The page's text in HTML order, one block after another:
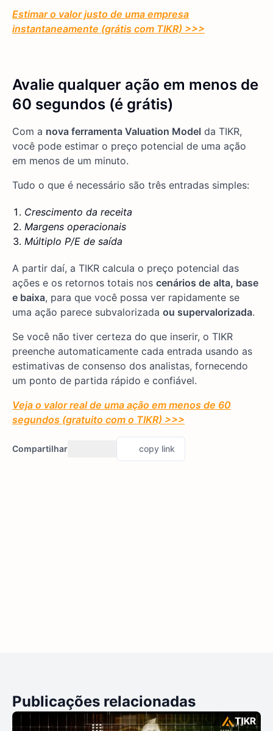
Estimar o valor justo de uma empresa
instantaneamente (grátis com TIKR) >>>
Avalie qualquer ação em menos de
60 segundos (é grátis)
Com a nova ferramenta Valuation Model da TIKR,
você pode estimar o preço potencial de uma ação
em menos de um minuto.
Tudo o que é necessário são três entradas simples:
Crescimento da receita
Margens operacionais
Múltiplo P/E de saída
A partir daí, a TIKR calcula o preço potencial das
ações e os retornos totais nos cenários de alta, base
e baixa, para que você possa ver rapidamente se
uma ação parece subvalorizada ou supervalorizada.
Se você não tiver certeza do que inserir, o TIKR
preenche automaticamente cada entrada usando as
estimativas de consenso dos analistas, fornecendo
um ponto de partida rápido e confiável.
Veja o valor real de uma ação em menos de 60
segundos (gratuito com o TIKR) >>>
Compartilhar copy link
Publicações relacionadas